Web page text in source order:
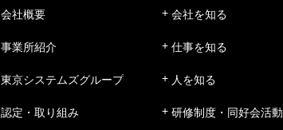
会社概要
事業所紹介
東京システムズグループ
認定・取り組み
会社を知る
仕事を知る
人を知る
研修制度・同好会活動